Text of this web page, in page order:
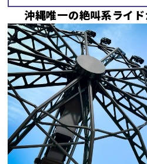
沖縄唯一の絶叫系ライド